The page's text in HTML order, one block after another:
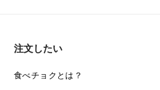
注文したい
食べチョクとは？